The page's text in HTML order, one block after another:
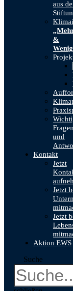
aus
&
Fragen
und
Kontakt
Jetzt
Jetzt
Jetzt
Aktion EWS
Suche